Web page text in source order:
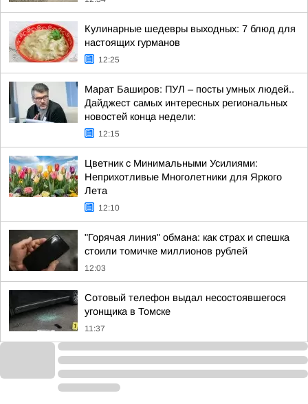
Кулинарные шедевры выходных: 7 блюд для
настоящих гурманов
12:25
Марат Баширов: ПУЛ – посты умных людей..
Дайджест самых интересных региональных
новостей конца недели:
12:15
Цветник с Минимальными Усилиями:
Неприхотливые Многолетники для Яркого
Лета
12:10
"Горячая линия" обмана: как страх и спешка
стоили томичке миллионов рублей
12:03
Сотовый телефон выдал несостоявшегося
угонщика в Томске
11:37